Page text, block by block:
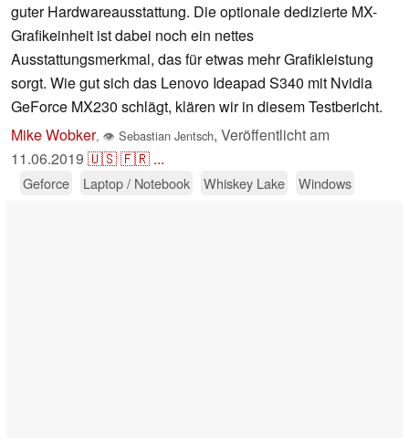
guter Hardwareausstattung. Die optionale dedizierte MX-
Grafikeinheit ist dabei noch ein nettes
Ausstattungsmerkmal, das für etwas mehr Grafikleistung
sorgt. Wie gut sich das Lenovo Ideapad S340 mit Nvidia
GeForce MX230 schlägt, klären wir in diesem Testbericht.
Mike Wobker, 👁 Sebastian Jentsch, Veröffentlicht am
11.06.2019 🇺🇸🇫🇷 ...
Geforce Laptop / Notebook Whiskey Lake Windows